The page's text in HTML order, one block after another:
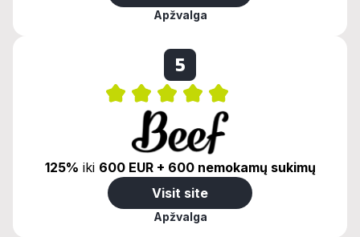
Apžvalga
5
125% iki 600 EUR + 600 nemokamų sukimų
Visit site
Apžvalga